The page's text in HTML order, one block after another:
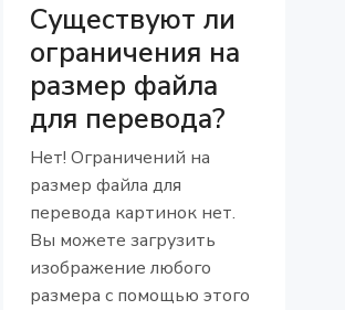
Существуют ли
ограничения на
размер файла
для перевода?
Нет! Ограничений на
размер файла для
перевода картинок нет.
Вы можете загрузить
изображение любого
размера с помощью этого